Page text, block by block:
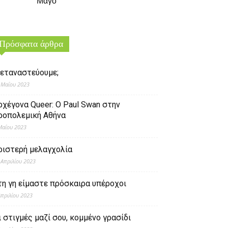
άρθρα
2023
Queer: O Paul Swan στην
Αθήνα
2023
μελαγχολία
2023
γη είμαστε πρόσκαιρα υπέροχοι
2023
στιγμές μαζί σου, κομμένο γρασίδι